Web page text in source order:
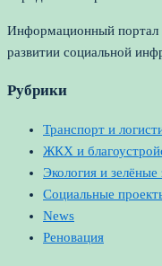
Информационный портал
развитии социальной
Рубрики
Транспорт и
ЖКХ и
Экология и зелёные
Социальные
News
Реновация